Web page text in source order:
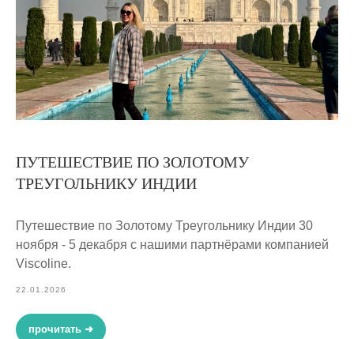
ПУТЕШЕСТВИЕ ПО ЗОЛОТОМУ
ТРЕУГОЛЬНИКУ ИНДИИ
Путешествие по Золотому Треугольнику Индии 30
ноября - 5 декабря с нашими партнёрами компанией
Viscoline.
22.01.2026
прочитать ➜